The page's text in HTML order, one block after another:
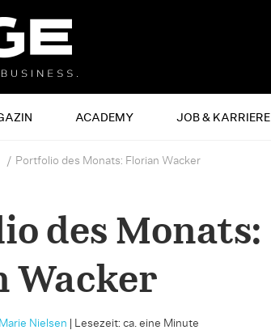
ACADEMY JOB & KARRIERE
Portfolio des Monats: Florian Wacker
des Monats:
Wacker
Nielsen Lesezeit: ca. eine Minute